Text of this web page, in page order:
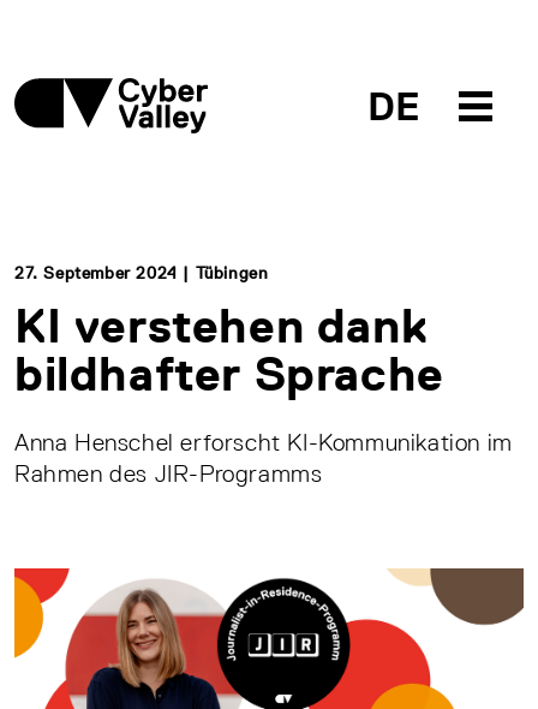
DE
27. September 2024 | Tübingen
KI verstehen dank
bildhafter Sprache
Anna Henschel erforscht KI-Kommunikation im
Rahmen des JIR-Programms